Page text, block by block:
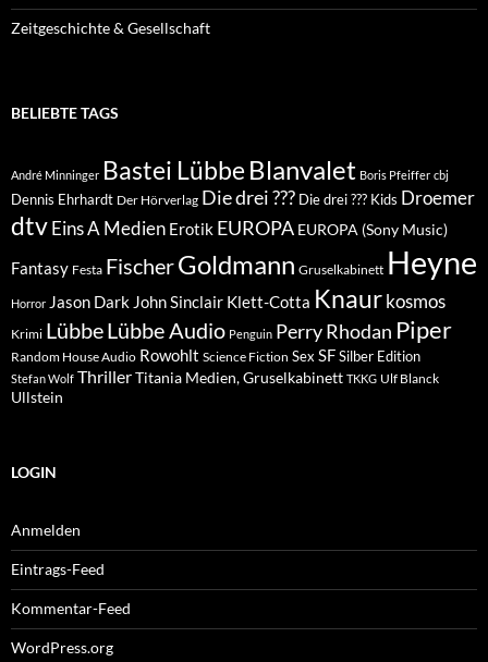
Zeitgeschichte & Gesellschaft
BELIEBTE TAGS
André Minninger Bastei Lübbe Blanvalet Boris Pfeiffer cbj
Dennis Ehrhardt Der Hörverlag Die drei ??? Die drei ??? Kids Droemer
dtvEins A Medien Erotik EUROPA EUROPA (Sony Music)
Fantasy Festa FischerGoldmann Gruselkabinett Heyne
Horror Jason Dark John Sinclair Klett-Cotta Knaur kosmos
Krimi LübbeLübbe Audio Penguin Perry Rhodan Piper
Random House Audio Rowohlt Science Fiction Sex SFSilber Edition
Stefan Wolf ThrillerTitania Medien, Gruselkabinett TKKG Ulf Blanck
Ullstein
LOGIN
Anmelden
Eintrags-Feed
Kommentar-Feed
WordPress.org